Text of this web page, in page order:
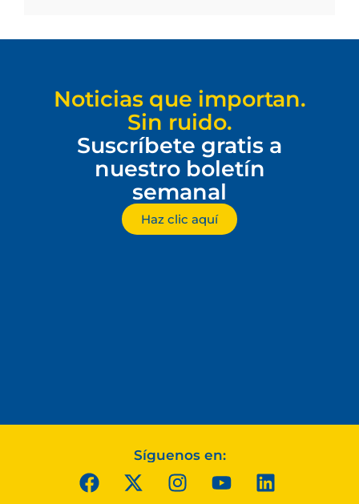
Noticias que importan.
Sin ruido.
Suscríbete gratis a
nuestro boletín
semanal
Haz clic aquí
Síguenos en: